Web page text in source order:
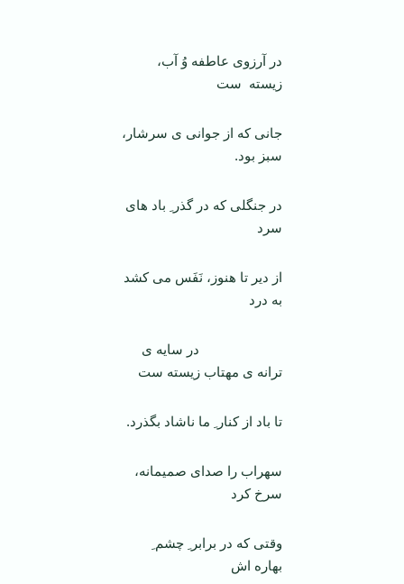
در آرزوی عاطفه وُ آب،
زیسته ست
جانی که از جوانی ی سرشار،
سبز بود.
در جنگلی که در گذر ِ باد های
سرد
از دیر تا هنوز، نَفَس می کشد
به درد
در سایه ی
ترانه ی مهتاب زیسته ست
تا باد از کنار ِ ما ناشاد بگذرد.
سهراب را صدای صمیمانه،
سرخ کرد
وقتی که در برابر ِ چشم ِ
بهاره اش